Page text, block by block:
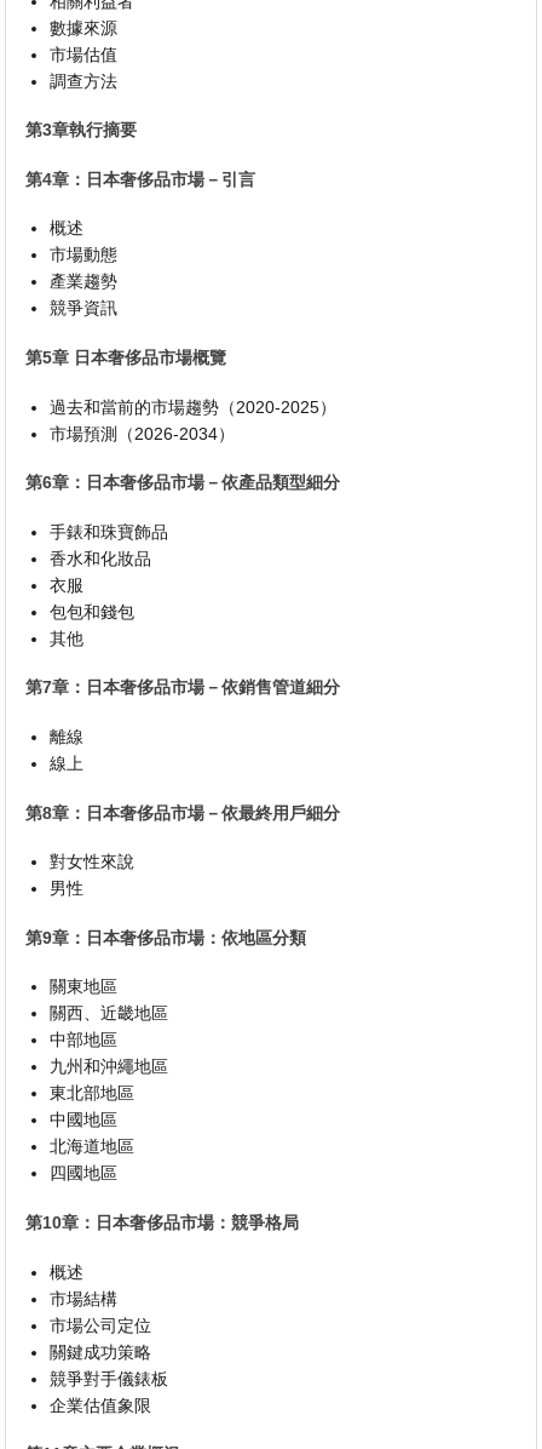
數據來源
市場估值
調查方法
第3章執行摘要
第4章：日本奢侈品市場－引言
概述
市場動態
產業趨勢
競爭資訊
第5章 日本奢侈品市場概覽
過去和當前的市場趨勢（2020-2025）
市場預測（2026-2034）
第6章：日本奢侈品市場－依產品類型細分
手錶和珠寶飾品
香水和化妝品
衣服
包包和錢包
其他
第7章：日本奢侈品市場－依銷售管道細分
離線
線上
第8章：日本奢侈品市場－依最終用戶細分
對女性來說
男性
第9章：日本奢侈品市場：依地區分類
關東地區
關西、近畿地區
中部地區
九州和沖繩地區
東北部地區
中國地區
北海道地區
四國地區
第10章：日本奢侈品市場：競爭格局
概述
市場結構
市場公司定位
關鍵成功策略
競爭對手儀錶板
企業估值象限